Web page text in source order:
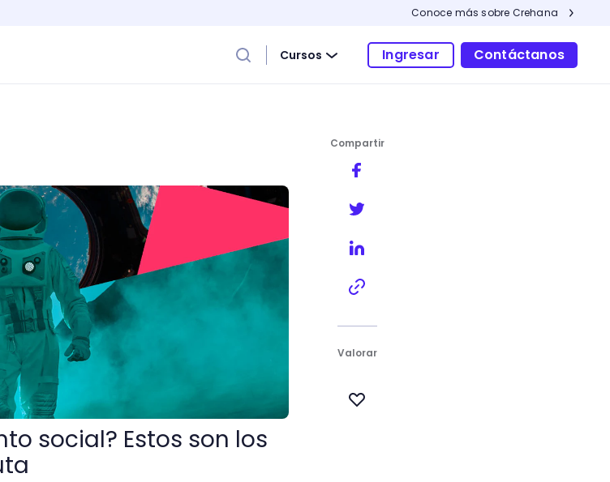
Conoce más sobre Crehana
Cursos Ingresar Contáctanos
consejos de un astronauta
social? Estos son los
Compartir
Valorar